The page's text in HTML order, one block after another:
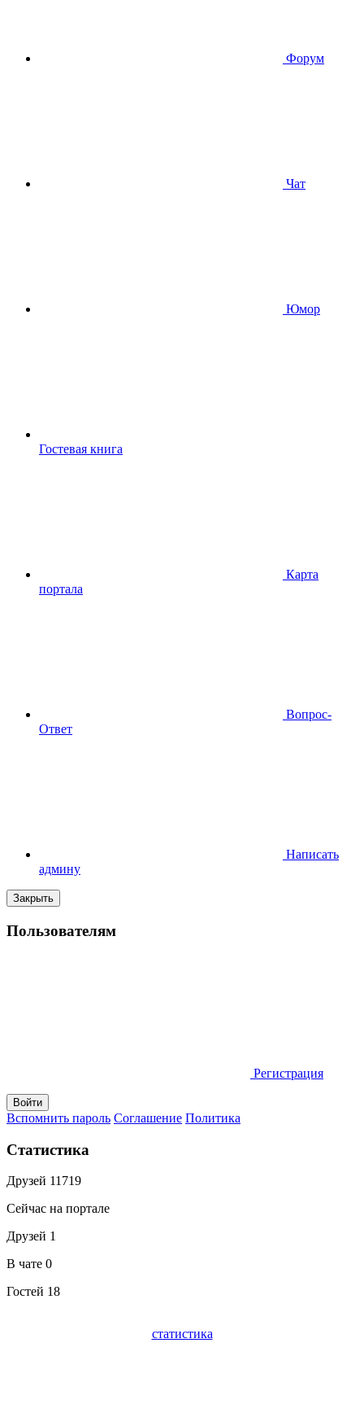
Форум
Чат
Юмор
Гостевая книга
Карта
портала
Вопрос-
Ответ
Написать
админу
Закрыть
Пользователям
Регистрация
Вспомнить пароль Соглашение Политика
Статистика
Друзей 11719
Сейчас на портале
Друзей 1
В чате 0
Гостей 18
статистика